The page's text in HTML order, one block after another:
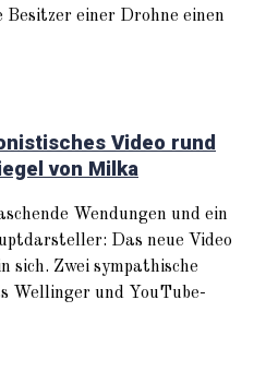
Besitzer einer Drohne einen
Video rund
von Milka
Wendungen und ein
Das neue Video
sich. Zwei sympathische
Wellinger und YouTube-